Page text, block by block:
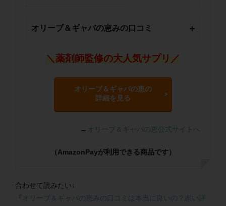
オリーブ＆ギャバの恵みの口コミ
＼薬剤師監修の大人気サプリ／
オリーブ＆ギャバの恵の
詳細を見る
→ オリーブ＆ギャバの恵公式サイトへ
（AmazonPayが利用できる商品です）
合わせて読みたい↓
オリーブ＆ギャバの恵みの口コミは本当に良いの？悪い評